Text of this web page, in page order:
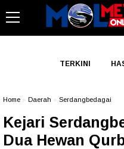
TERKINI
Home Daerah Serdangbedagai
Kejari
Dua Hewan